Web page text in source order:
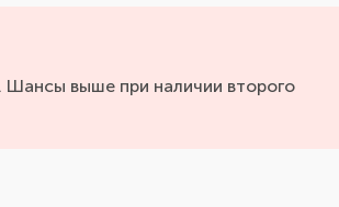
Шансы выше при наличии второго